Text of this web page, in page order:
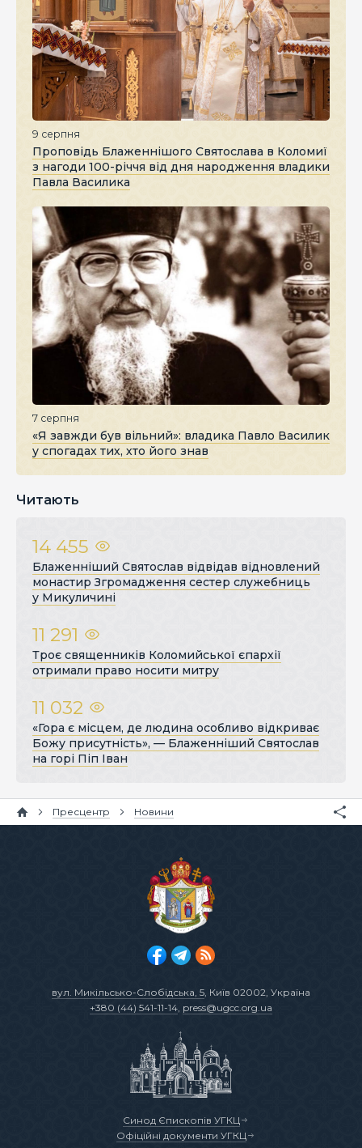
9 серпня
Проповідь Блаженнішого Святослава в Коломиї
з нагоди 100-річчя від дня народження владики
Павла Василика
7 серпня
«Я завжди був вільний»: владика Павло Василик
у спогадах тих, хто його знав
Читають
14 455
Блаженніший Святослав відвідав відновлений
монастир Згромадження сестер служебниць
у Микуличині
11 291
Троє священників Коломийської єпархії
отримали право носити митру
11 032
«Гора є місцем, де людина особливо відкриває
Божу присутність», — Блаженніший Святослав
на горі Піп Іван
Пресцентр Новини
вул. Микільсько-Слобідська, 5, Київ 02002, Україна
+380 (44) 541-11-14, press@ugcc.org.ua
Синод Єпископів УГКЦ
Офіційні документи УГКЦ